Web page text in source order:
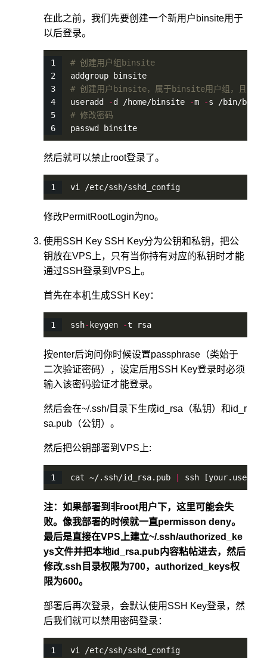
在此之前，我们先要创建一个新用户binsite用于
以后登录。
# 创建用户组binsite
addgroup binsite
# 创建用户binsite，属于binsite用户组，且创
useradd
-d /home/binsite -m -s /bin/bash
# 修改密码
passwd binsite
然后就可以禁止root登录了。
vi /etc/ssh/sshd_config
修改PermitRootLogin为no。
使用SSH Key SSH Key分为公钥和私钥，把公
钥放在VPS上，只有当你持有对应的私钥时才能
通过SSH登录到VPS上。
首先在本机生成SSH Key：
ssh- keygen -t rsa
按enter后询问你时候设置passphrase（类始于
二次验证密码），设定后用SSH Key登录时必须
输入该密码验证才能登录。
然后会在~/.ssh/目录下生成id_rsa（私钥）和id_r
sa.pub（公钥）。
然后把公钥部署到VPS上:
cat ~/.ssh/id_rsa.pub ssh
注：如果部署到非root用户下，这里可能会失
败。像我部署的时候就一直permisson deny。
最后是直接在VPS上建立~/.ssh/authorized_ke
ys文件并把本地id_rsa.pub内容粘帖进去，然后
修改.ssh目录权限为700，authorized_keys权
限为600。
部署后再次登录，会默认使用SSH Key登录，然
后我们就可以禁用密码登录：
vi /etc/ssh/sshd_config